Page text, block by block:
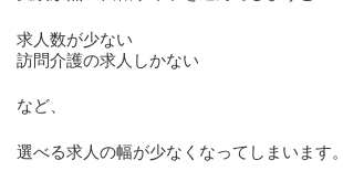
求人数が少ない
訪問介護の求人しかない
など、
選べる求人の幅が少なくなってしまいます。